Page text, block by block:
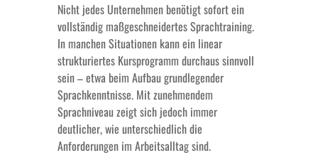
Nicht jedes Unternehmen benötigt sofort ein
vollständig maßgeschneidertes Sprachtraining.
In manchen Situationen kann ein linear
strukturiertes Kursprogramm durchaus sinnvoll
sein – etwa beim Aufbau grundlegender
Sprachkenntnisse. Mit zunehmendem
Sprachniveau zeigt sich jedoch immer
deutlicher, wie unterschiedlich die
Anforderungen im Arbeitsalltag sind.